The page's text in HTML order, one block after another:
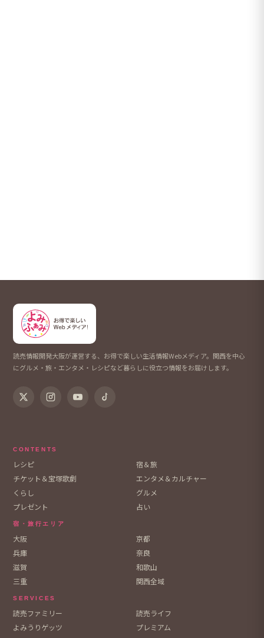
読売情報開発大阪が運営する、お得で楽しい生活情報Webメディア。関西を中心
にグルメ・旅・エンタメ・レシピなど暮らしに役立つ情報をお届けします。
CONTENTS
レシピ
宿＆旅
チケット＆宝塚歌劇
エンタメ＆カルチャー
くらし
グルメ
プレゼント
占い
宿・旅行エリア
大阪
京都
兵庫
奈良
滋賀
和歌山
三重
関西全域
SERVICES
読売ファミリー
読売ライフ
よみうりゲッツ
プレミアム